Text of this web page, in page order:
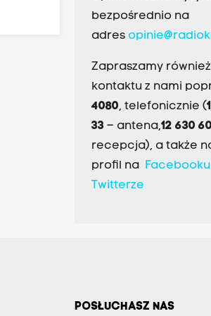
bezpośrednio na
adres
Zapraszamy
kontaktu z nami
4080, telefonicznie (
33– antena,12 630
recepcja), a także
profil na Facebooku
Twitterze
POSŁUCHASZ NAS